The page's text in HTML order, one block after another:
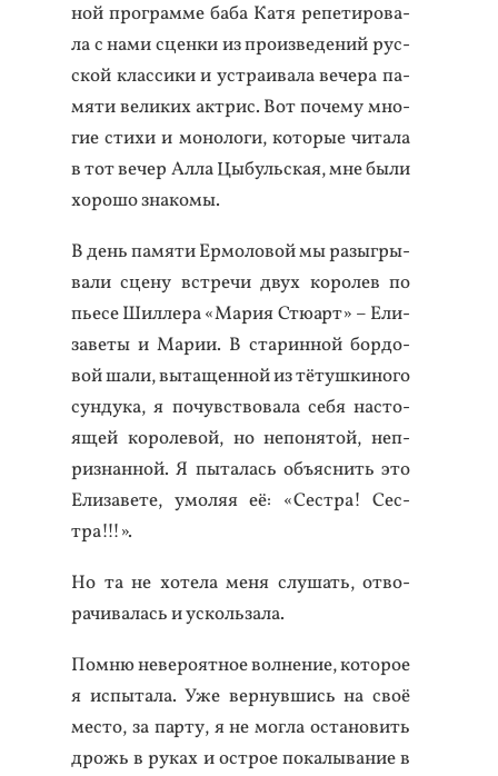
ной прог­рамме ба­ба Ка­тя ре­пети­рова­
ла с на­ми сцен­ки из про­из­ве­дений рус­
ской клас­си­ки и ус­тра­ива­ла ве­чера па­
мяти ве­ликих ак­трис. Вот по­чему мно­
гие сти­хи и мо­ноло­ги, ко­торые чи­тала
в тот ве­чер Ал­ла Цы­буль­ская, мне бы­ли
хо­рошо зна­комы.
В день па­мяти Ер­мо­ловой мы ра­зыг­ры­
вали сце­ну встре­чи двух ко­ролев по
пь­есе Шил­ле­ра «Ма­рия Стю­арт» – Ели­
заве­ты и Ма­рии. В ста­рин­ной бор­до­
вой ша­ли, вы­тащен­ной из тё­туш­ки­ного
сун­ду­ка, я по­чувс­тво­вала се­бя нас­то­
ящей ко­роле­вой, но не­поня­той, неп­
ризнан­ной. Я пы­талась объ­яс­нить это
Ели­заве­те, умо­ляя её: «Сес­тра! Сес­
тра!!!».
Но та не хо­тела ме­ня слу­шать, от­во­
рачи­валась и ус­коль­за­ла.
Пом­ню не­веро­ят­ное вол­не­ние, ко­торое
я ис­пы­тала. Уже вер­нувшись на своё
мес­то, за пар­ту, я не мог­ла ос­та­новить
дрожь в ру­ках и ос­трое по­калы­вание в